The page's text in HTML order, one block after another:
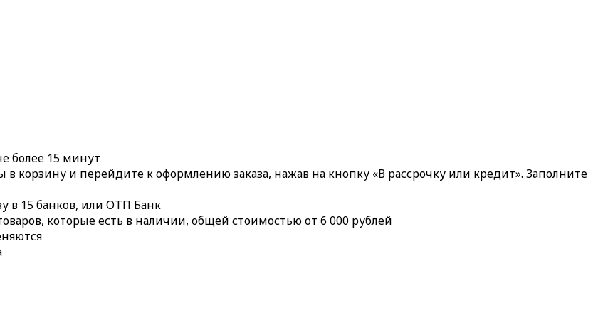
более 15 минут
корзину и перейдите к оформлению заказа, нажав на кнопку «В рассрочку или кредит». Заполните
в 15 банков, или ОТП Банк
которые есть в наличии, общей стоимостью от 6 000 рублей